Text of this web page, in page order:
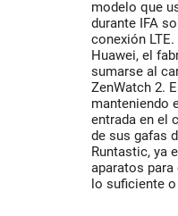
modelo que
durante IFA
conexión LTE.
Huawei, el
sumarse al
ZenWatch 2.
manteniendo
entrada en el
de sus gafas
Runtastic, ya
aparatos
lo suficiente